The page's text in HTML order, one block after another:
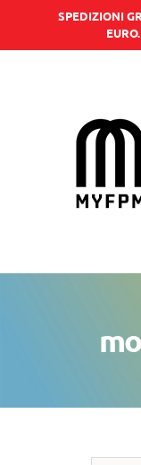
SPEDIZIONI
EURO.